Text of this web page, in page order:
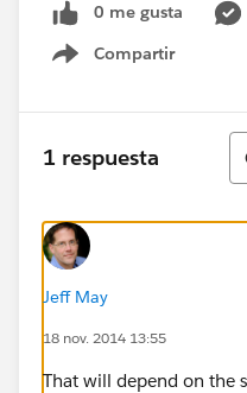
0 me gusta
Compartir
Show menu
1 respuesta
Jeff May
18 nov. 2014 13:55
That will depend on the